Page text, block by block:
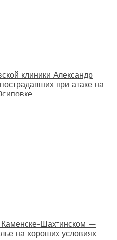
клиники Александр
при атаке на
Шахтинском —
на хороших условиях